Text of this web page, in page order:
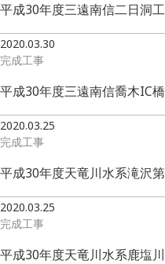
平成30年度三遠南信二日洞
2020.03.30
完成工事
平成30年度三遠南信喬木IC
2020.03.25
完成工事
平成30年度天竜川水系滝沢
2020.03.25
完成工事
平成30年度天竜川水系鹿塩